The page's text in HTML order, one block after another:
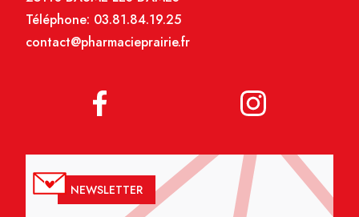
Téléphone: 03.81.84.19.25
contact@pharmacieprairie.fr
NEWSLETTER